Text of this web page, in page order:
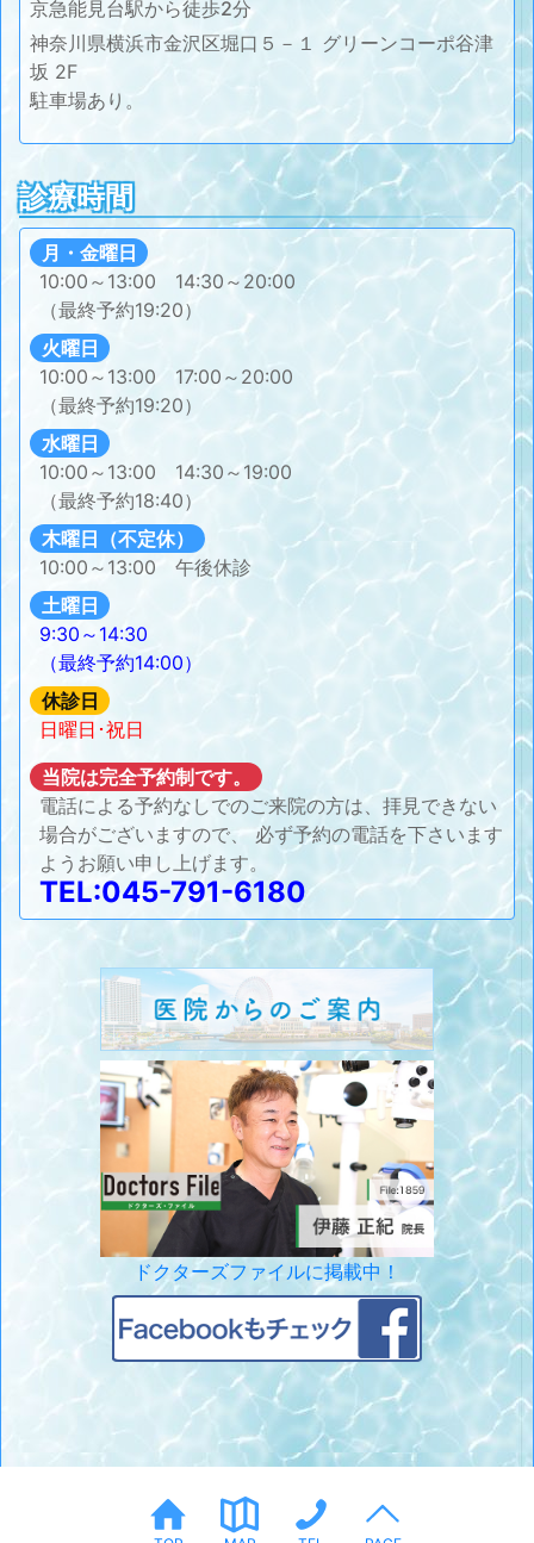
京急能見台駅から徒歩2分
神奈川県横浜市金沢区堀口５－１ グリーンコーポ谷津
坂 2F
駐車場あり。
診療時間
月・金曜日
10:00～13:00 14:30～20:00
（最終予約19:20）
火曜日
10:00～13:00 17:00～20:00
（最終予約19:20）
水曜日
10:00～13:00 14:30～19:00
（最終予約18:40）
木曜日（不定休）
10:00～13:00 午後休診
土曜日
9:30～14:30
（最終予約14:00）
休診日
日曜日･祝日
当院は完全予約制です。
電話による予約なしでのご来院の方は、拝見できない
場合がございますので、 必ず予約の電話を下さいます
ようお願い申し上げます。
TEL:045-791-6180
ドクターズファイルに掲載中！